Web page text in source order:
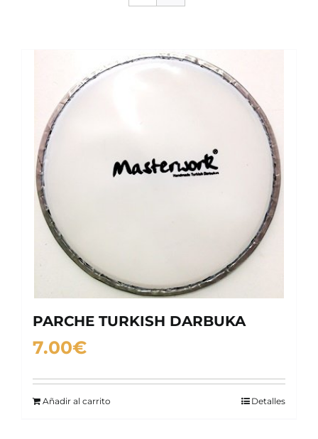
SERVICIOS TALLER
PARCHE TURKISH DARBUKA
7.00€
Añadir al carrito Detalles